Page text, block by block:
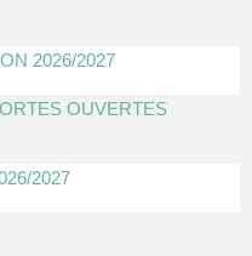
2026/2027
OUVERTES
2027